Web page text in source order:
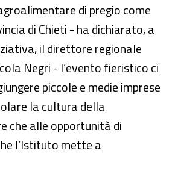
di pregio come
di Chieti - ha dichiarato, a
il direttore regionale
Negri - l’evento fieristico ci
piccole e medie imprese
la cultura della
che alle opportunità di
l’Istituto mette a